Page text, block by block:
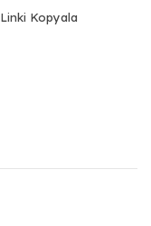
Linki Kopyala